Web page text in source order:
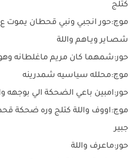
كتلج
موچ:حور انجبي ونبي قحطان يموت
شصـاير ويـاهم واللة
حور:شمهما كان مريم ماغلطانه
موچ:محلله سياسيه شمدرينه
حور:امبين باعي الضحكة الي بوجهه
موچ:اووف واللة كتلج وره ضحكة
جبير
حور:ماعرف واللة